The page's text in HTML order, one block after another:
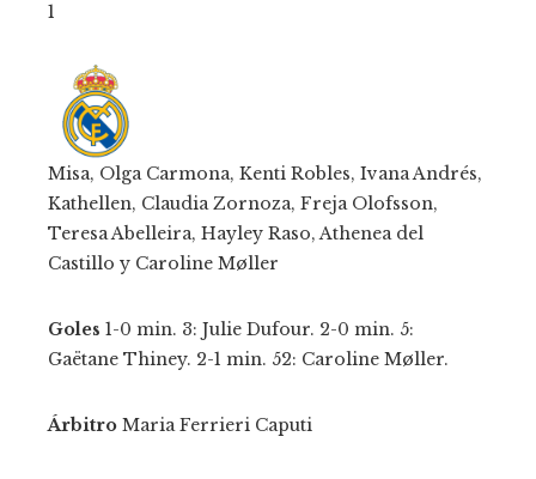
1
Misa, Olga Carmona, Kenti Robles, Ivana Andrés,
Kathellen, Claudia Zornoza, Freja Olofsson,
Teresa Abelleira, Hayley Raso, Athenea del
Castillo y Caroline Møller
Goles 1-0 min. 3: Julie Dufour. 2-0 min. 5:
Gaëtane Thiney. 2-1 min. 52: Caroline Møller.
Árbitro Maria Ferrieri Caputi